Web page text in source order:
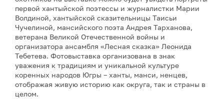
первой хантыйской поэтессы и журналистки Марии
Волдиной, хантыйской сказительницы Таисьи
Чучелиной, мансийского поэта Андрея Тарханова,
ветерана Великой Отечественной войны и
организатора ансамбля «Лесная сказка» Леонида
Тебетева. Фотовыставка организована в знак
уважения к традициям и уникальной культуре
коренных народов Югры – ханты, манси, ненцев,
отображая живую историю как округа, так и страны в
целом.